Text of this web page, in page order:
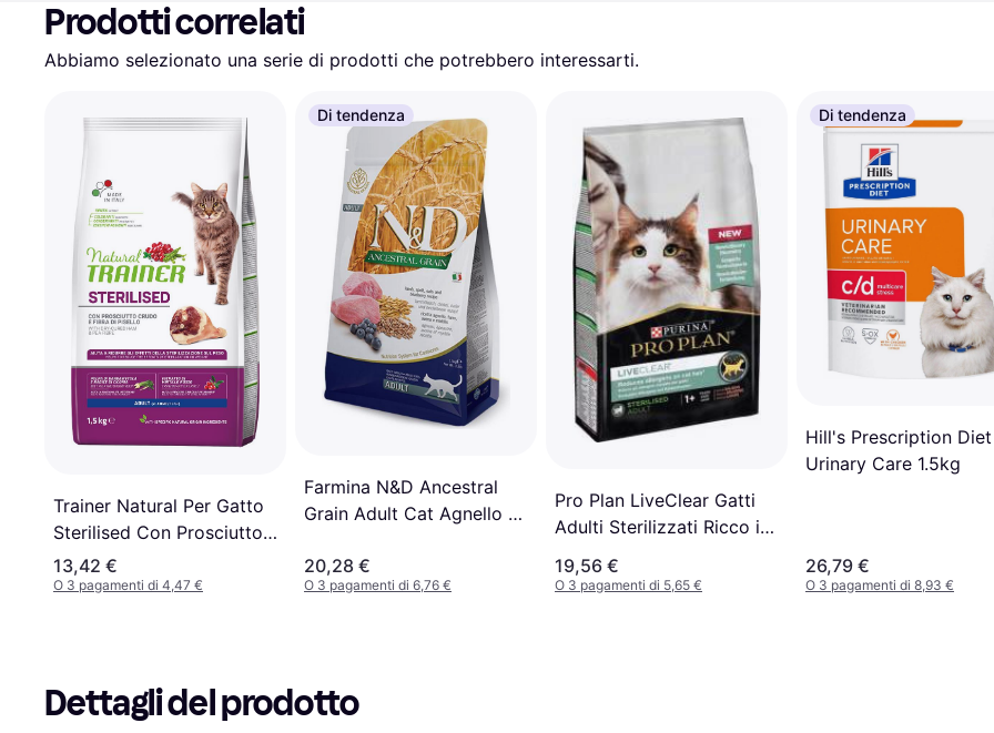
Prodotti correlati
Abbiamo selezionato una serie di prodotti che potrebbero interessarti.
Trainer Natural Per Gatto
Sterilised Con Prosciutto
Crudo 1.5 kg 1.5kg
13,42 €
O 3 pagamenti di 4,47 €
Di tendenza
Farmina N&D Ancestral
Grain Adult Cat Agnello e
20,28 €
O 3 pagamenti di 6,76 €
Pro Plan LiveClear Gatti
Adulti Sterilizzati Ricco in
Salmone - 1.4 kg
19,56 €
O 3 pagamenti di 5,65 €
Di tendenza
Hill's Prescription Diet
Urinary Care 1.5kg
26,79 €
O 3 pagamenti di 8,93 €
Dettagli del prodotto